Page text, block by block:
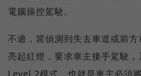
電腦操控駕駛。
不過，當偵測到失去車道或前
亮起紅燈，要求車主接手駕駛
Level 2模式，也就是車主必須